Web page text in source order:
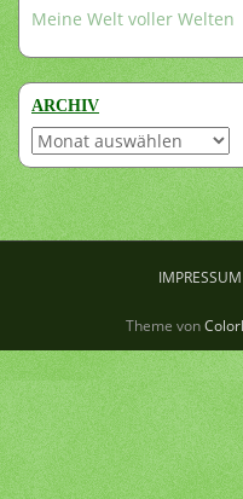
Meine Welt voller Welten
ARCHIV
Archiv
IMPRESSUM
Theme von